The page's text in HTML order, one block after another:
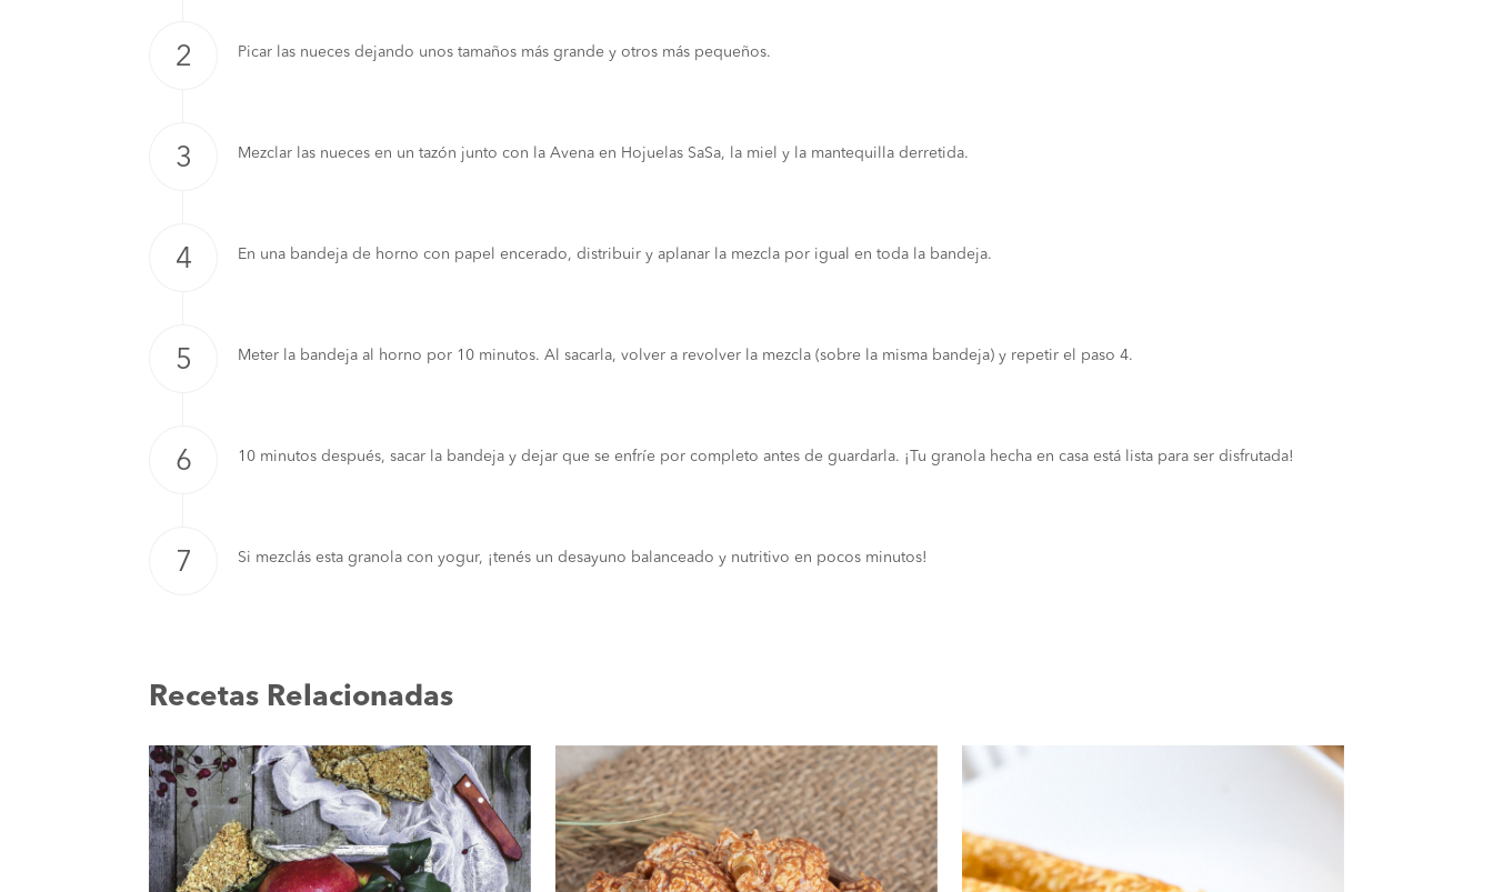
Picar las nueces dejando unos tamaños más grande y otros más pequeños.
Mezclar las nueces en un tazón junto con la Avena en Hojuelas SaSa, la miel y la mantequilla derretida.
En una bandeja de horno con papel encerado, distribuir y aplanar la mezcla por igual en toda la bandeja.
Meter la bandeja al horno por 10 minutos. Al sacarla, volver a revolver la mezcla (sobre la misma bandeja) y repetir el paso 4.
10 minutos después, sacar la bandeja y dejar que se enfríe por completo antes de guardarla. ¡Tu granola hecha en casa está lista para ser disfrutada!
Si mezclás esta granola con yogur, ¡tenés un desayuno balanceado y nutritivo en pocos minutos!
Recetas Relacionadas